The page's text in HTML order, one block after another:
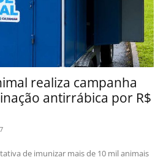
realiza campanha
antirrábica por R$